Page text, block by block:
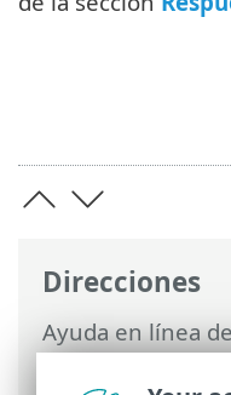
Direcciones
Ayuda en línea de
Antivirus for